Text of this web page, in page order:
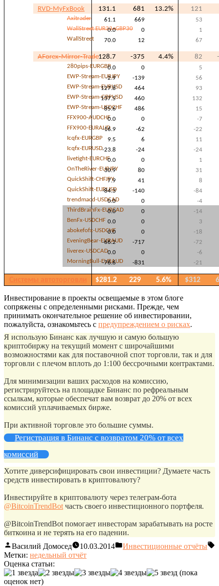
RVD-MyFxBook 131.1 681 13.2% 121
Axitrader 61.1 669
53
WallStreet EUR33+GBP30
0.0 0
1
WallStreet
70.0 12 67
AForex-Mirror-Trade128.7 -375 4.4% 82
280pips-EURGBP0.0 0
5
EWP-Stream-EURJPY
-2.9 -139
56
EWP-Stream-EURUSD
127.8 464
93
EWP-Stream-GBPUSD
137.5 460
132
EWP-Stream-USDCHF
85.6 486
15
FFX900-AUDCHF0.0 0
-7
FFX900-EURAUD
-16.9 -62
-22
Icqfx-EURGBP
9.5 6
11
Icqfx-EURUSD-23.8 -24
-24
livetight-EURCHF0.0 0
1
OnTheRiver-EURJPY
30.9 80
31
QuickShift-CHFJPY
7.9 41
8
QuickShift-EURUSD
-84.3 -140
-84
trendmacd-USDCAD
0.0 0
-4
ThirdBrainFx-EURCAD
0.0 0
-14
BenFx-USDCHF 0.0 0
3
abokefofx-USDCHF
0.0 0
-18
EveningBear-EURAUD
-66.2 -717
-72
liverex-USDCAD0.0 0
-6
MorningBull-EURAUD
-76.6 -831 -21
Системы автоторговли $281.2 229 5.6% $312
Инвестирование в проекты освещаемые в этом блоге
сопряжены с определенными рисками. Прежде, чем
принимать окончательное решение об инвестировании,
пожалуйста, ознакомьтесь с предупреждением о рисках.
Я использую Бинанс как лучшую и самую большую
криптобиржу на текущий момент с широчайшими
возможностями как для поставочной спот торговли, так и для
торговли с плечом вплоть до 1:100 бессрочными контрактами.
Для минимизации ваших расходов на комиссию,
регистрируйтесь на площадке Бинанс по рефреальным
ссылкам, которые обеспечат вам возврат до 20% от всех
комиссий уплачиваемых бирже.
При активной торговле это большие суммы.
Регистрация в Бинанс с возвратом 20% от всех
комиссий
Хотите диверсифицировать свои инвестиции? Думаете часть
средств инвестировать в криптовалюту?
Инвестируйте в криптовалюту через телеграм-бота
@BitcoinTrendBot часть своего инвестиционного портфеля.
@BitcoinTrendBot помогает инвесторам зарабатывать на росте
биткоина и не терять на его падении.
Василий Домосед
10.03.2014
Инвестиционные отчёты
Метки: недельный отчёт
Оценка статьи:
(пока
оценок нет)